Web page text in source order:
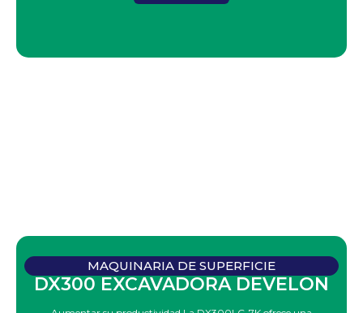
MAQUINARIA DE SUPERFICIE
DX300 EXCAVADORA DEVELON